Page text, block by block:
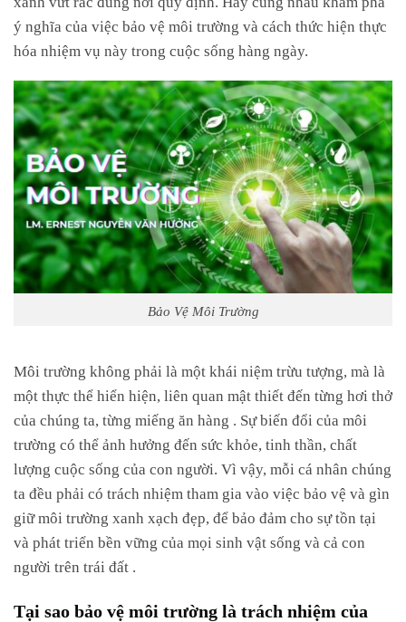
ý nghĩa của việc bảo vệ môi trường và cách thức hiện thực
hóa nhiệm vụ này trong cuộc sống hàng ngày.
Bảo Vệ Môi Trường
Môi trường không phải là một khái niệm trừu tượng, mà là
một thực thể hiển hiện, liên quan mật thiết đến từng hơi thở
của chúng ta, từng miếng ăn hàng . Sự biến đổi của môi
trường có thể ảnh hưởng đến sức khỏe, tinh thần, chất
lượng cuộc sống của con người. Vì vậy, mỗi cá nhân chúng
ta đều phải có trách nhiệm tham gia vào việc bảo vệ và gìn
giữ môi trường xanh xạch đẹp, để bảo đảm cho sự tồn tại
và phát triển bền vững của mọi sinh vật sống và cả con
người trên trái đất .
Tại sao bảo vệ môi trường là trách nhiệm của